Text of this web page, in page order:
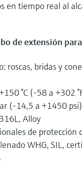
en tiempo real al
de extensión
roscas, bridas y
°C (-58 a +302
(-14,5 a +1450 psi)
Alloy
de protección
WHG, SIL,